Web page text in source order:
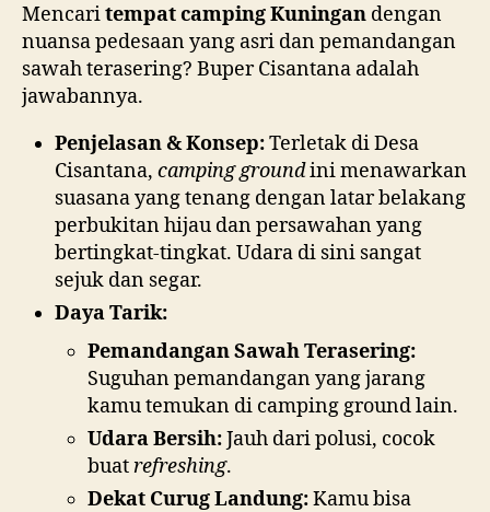
Mencaritempat camping Kuningan dengan
nuansa pedesaan yang asri dan pemandangan
sawah terasering? Buper Cisantana adalah
jawabannya.
Penjelasan & Konsep:Terletak di Desa
Cisantana, camping groundini menawarkan
suasana yang tenang dengan latar belakang
perbukitan hijau dan persawahan yang
bertingkat-tingkat. Udara di sini sangat
sejuk dan segar.
Daya Tarik:
Pemandangan Sawah Terasering:
Suguhan pemandangan yang jarang
kamu temukan di camping ground lain.
Udara Bersih:Jauh dari polusi, cocok
buatrefreshing.
Dekat Curug Landung:Kamu bisa